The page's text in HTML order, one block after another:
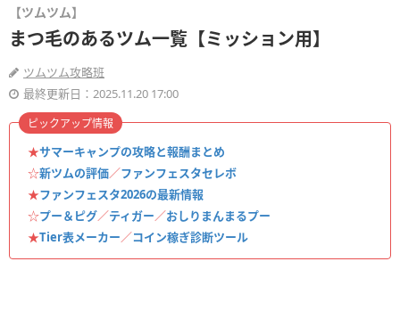
【ツムツム】
まつ毛のあるツム一覧【ミッション用】
ツムツム攻略班
最終更新日：2025.11.20 17:00
★サマーキャンプの攻略と報酬まとめ
☆新ツムの評価／ファンフェスタセレボ
★ファンフェスタ2026の最新情報
☆プー＆ピグ／ティガー／おしりまんまるプー
★Tier表メーカー／コイン稼ぎ診断ツール
ピックアップ情報